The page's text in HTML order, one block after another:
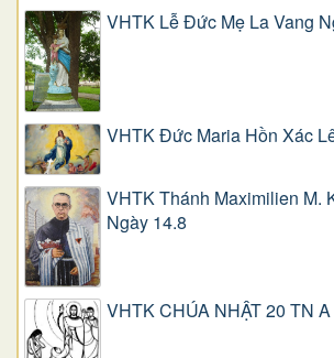
VHTK Lễ Đức Mẹ La Vang
VHTK Đức Maria Hồn Xác
VHTK Thánh Maximilien M.
Ngày 14.8
VHTK CHÚA NHẬT 20 TN A